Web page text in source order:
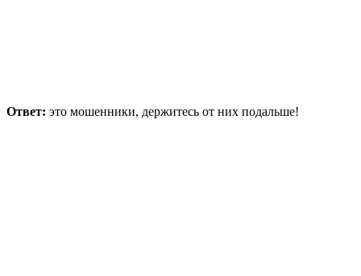
Ответ: это мошенники, держитесь от них подальше!